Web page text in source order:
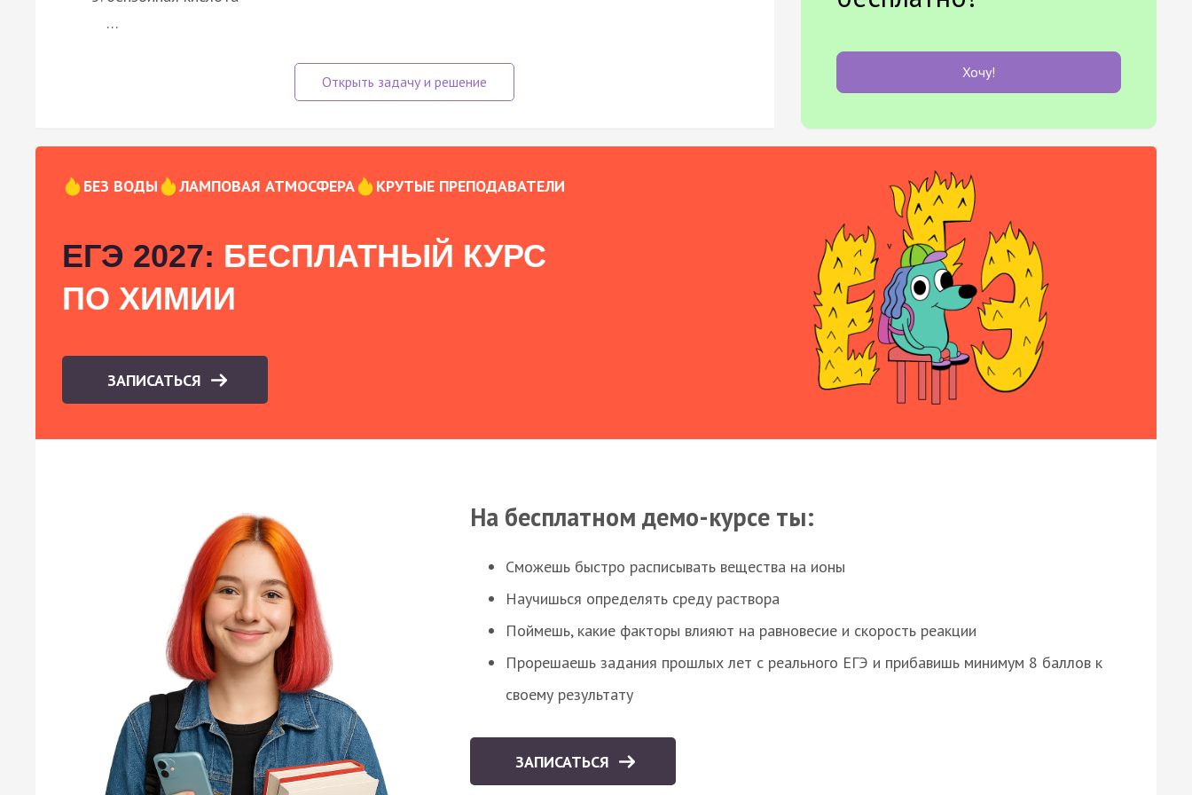
…
Хочу!
БЕЗ ВОДЫ ЛАМПОВАЯ АТМОСФЕРА КРУТЫЕ ПРЕПОДАВАТЕЛИ
ЕГЭ 2027: БЕСПЛАТНЫЙ КУРС
ПО ХИМИИ
ЗАПИСАТЬСЯ
На бесплатном демо-курсе ты:
Сможешь быстро расписывать вещества на ионы
Научишься определять среду раствора
Поймешь, какие факторы влияют на равновесие и скорость реакции
Прорешаешь задания прошлых лет с реального ЕГЭ и прибавишь минимум 8 баллов к
своему результату
ЗАПИСАТЬСЯ